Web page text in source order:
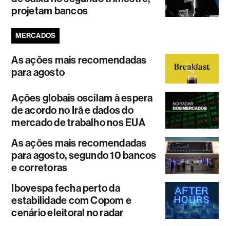
projetam bancos
MERCADOS
As ações mais recomendadas
para agosto
Ações globais oscilam à espera
de acordo no Irã e dados do
mercado de trabalho nos EUA
As ações mais recomendadas
para agosto, segundo 10 bancos
e corretoras
Ibovespa fecha perto da
estabilidade com Copom e
cenário eleitoral no radar